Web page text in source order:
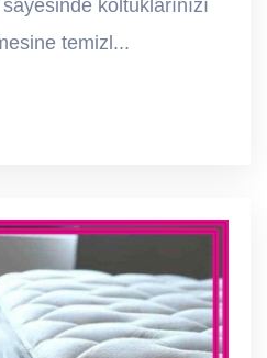
koltuklarınızı
temizl...